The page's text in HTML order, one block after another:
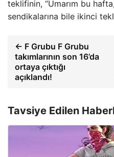
teklifinin, “Umarım bu
sendikalarına bile ikinci
← F Grubu F Grubu
takımlarının son 16’da
ortaya çıktığı
açıklandı!
Tavsiye Edilen